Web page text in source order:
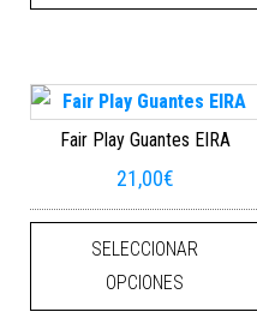
Fair Play Guantes EIRA
21,00€
SELECCIONAR
OPCIONES